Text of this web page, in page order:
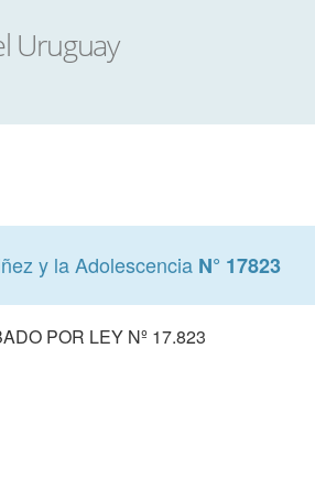
y la Adolescencia N° 17823
POR LEY Nº 17.823